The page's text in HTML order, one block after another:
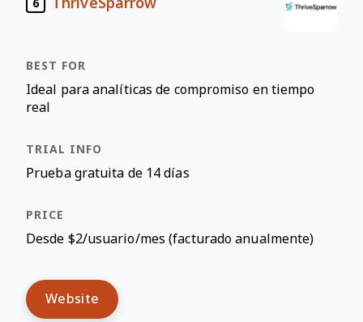
6
Ideal para analíticas de compromiso en tiempo
real
Prueba gratuita de 14 días
Desde $2/usuario/mes (facturado anualmente)
Website